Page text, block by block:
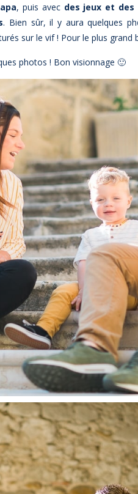
, puis avec des jeux et
. Bien sûr, il y aura quelques
sur le vif ! Pour le plus grand
photos ! Bon visionnage 🙂